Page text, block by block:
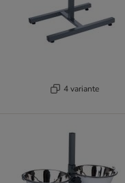
4 variante